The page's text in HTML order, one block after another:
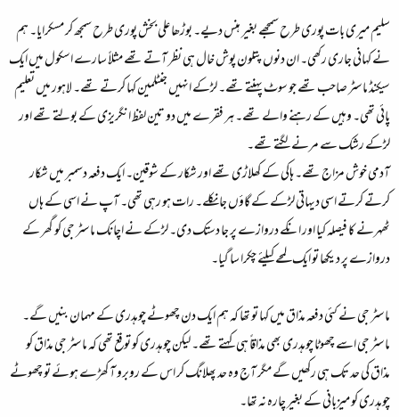
سلیم میری بات پوری طرح سمجھے بغیر ہنس دیے۔ بوڑھا علی بخش پوری طرح سمجھ کر مسکرایا۔ ہم
نے کہانی جاری رکھی۔ ان دنوں پتلون پوش خال ہی نظر آتے تھے مثلاً سارے اسکول میں ایک
سیکنڈ ماسٹر صاحب تھے جو سوٹ پہنتے تھے۔ لڑکے انہیں جنٹلمین کہا کرتے تھے۔ لاہور میں تعلیم
پائی تھی۔ وہیں کے رہنے والے تھے۔ ہر فقرے میں دو تین لفظ انگریزی کے بولتے تھے اور
لڑکے رشک سے مرنے لگتے تھے۔
آدمی خوش مزاج تھے۔ ہاکی کے کھلاڑی تھے اور شکار کے شوقین۔ ایک دفعہ دسمبر میں شکار
کرتے کرتے اسی دیہاتی لڑکے کے گاؤں جا نکلے۔ رات ہو رہی تھی۔ آپ نے اسی کے ہاں
ٹھہرنے کا فیصلہ کیا اور انکے دروازے پر جا دستک دی۔ لڑکے نے اچانک ماسٹر جی کو گھر کے
دروازے پر دیکھا تو ایک لمحے کیلئے چکرا سا گیا۔
ماسٹر جی نے کئی دفعہ مذاق میں کہا تو تھا کہ ہم ایک دن چھوٹے چوہدری کے مہمان بنیں گے۔
ماسٹر جی اسے چھوٹا چوہدری بھی مذاقاً ہی کہتے تھے۔ لیکن چوہدری کو توقع تھی کہ ماسٹر جی مذاق کو
مذاق کی حد تک ہی رکھیں گے مگر آج وہ حد پھلانگ کر اس کے روبرو آ کھڑے ہوئے تو چھوٹے
چوہدری کو میزبانی کے بغیر چارہ نہ تھا۔